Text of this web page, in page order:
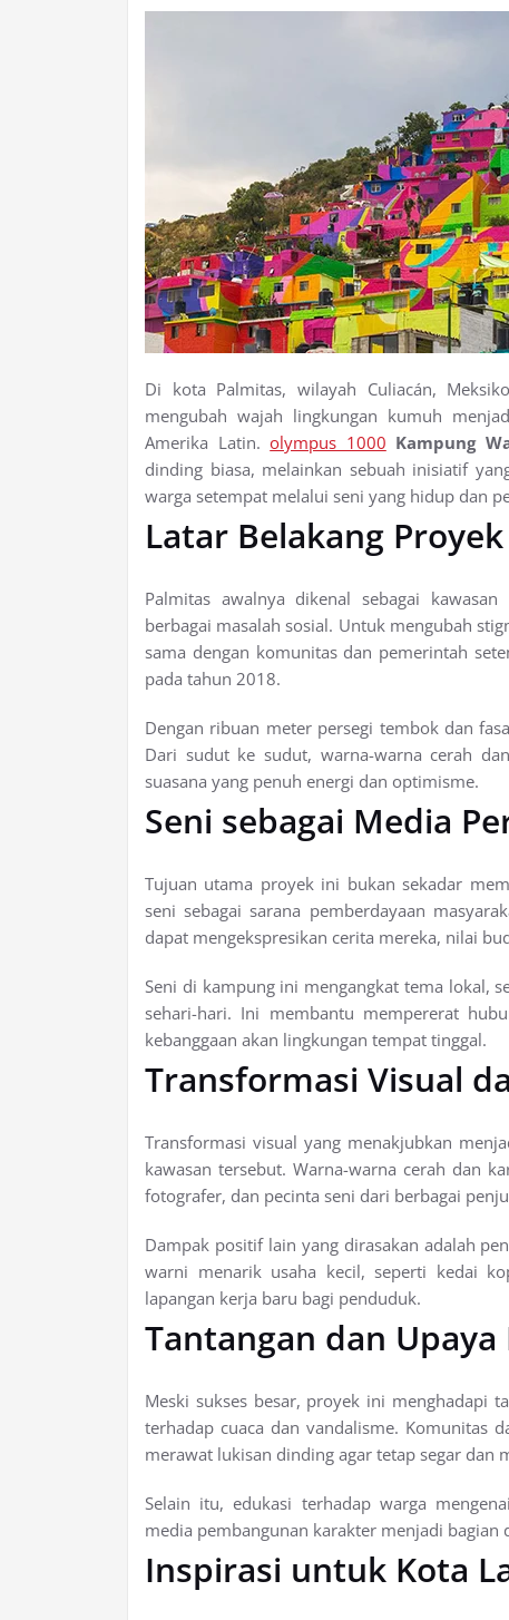
Di kota Palmitas, wilayah Culiacán,
mengubah wajah lingkungan kumuh
Amerika Latin.olympus 1000 Kampung
dinding biasa, melainkan sebuah inisiatif
warga setempat melalui seni yang hidup dan
Latar Belakang Proyek
Palmitas awalnya dikenal sebagai
berbagai masalah sosial. Untuk mengubah
sama dengan komunitas dan pemerintah
pada tahun 2018.
Dengan ribuan meter persegi tembok dan
Dari sudut ke sudut, warna-warna cerah
suasana yang penuh energi dan optimisme.
Seni sebagai Media
Tujuan utama proyek ini bukan sekadar
seni sebagai sarana pemberdayaan
dapat mengekspresikan cerita mereka, nilai
Seni di kampung ini mengangkat tema lokal,
sehari-hari. Ini membantu mempererat
kebanggaan akan lingkungan tempat tinggal.
Transformasi Visual
Transformasi visual yang menakjubkan
kawasan tersebut. Warna-warna cerah dan
fotografer, dan pecinta seni dari berbagai
Dampak positif lain yang dirasakan adalah
warni menarik usaha kecil, seperti kedai
lapangan kerja baru bagi penduduk.
Tantangan dan
Meski sukses besar, proyek ini menghadapi
terhadap cuaca dan vandalisme. Komunitas
merawat lukisan dinding agar tetap segar dan
Selain itu, edukasi terhadap warga
media pembangunan karakter menjadi
Inspirasi untuk Kota